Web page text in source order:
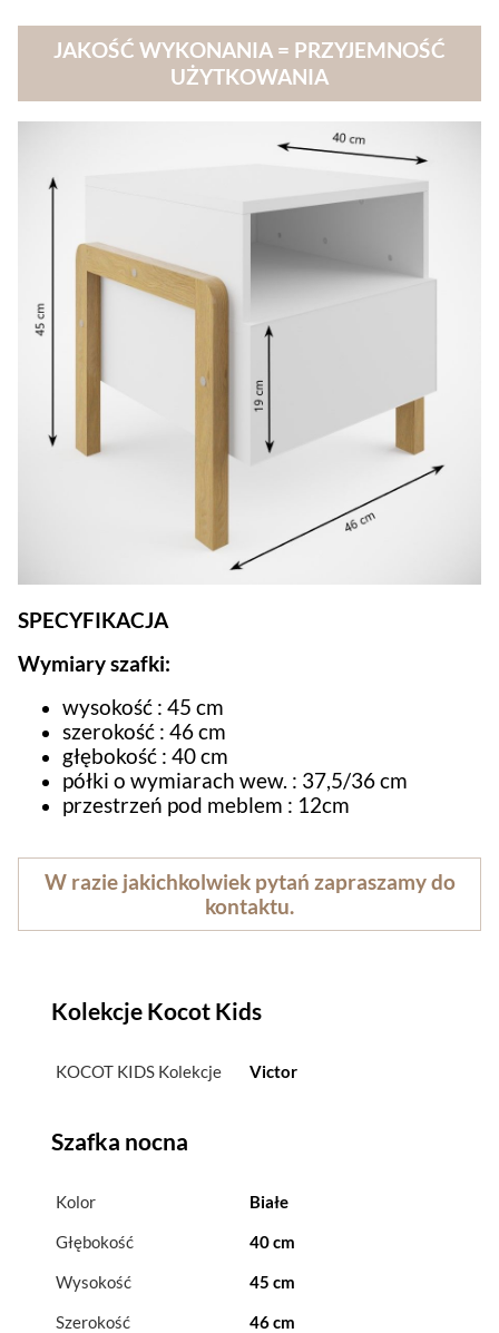
JAKOŚĆ WYKONANIA = PRZYJEMNOŚĆ
UŻYTKOWANIA
SPECYFIKACJA
Wymiary szafki:
wysokość : 45 cm
szerokość : 46 cm
głębokość : 40 cm
półki o wymiarach wew. : 37,5/36 cm
przestrzeń pod meblem : 12cm
W razie jakichkolwiek pytań zapraszamy do
kontaktu.
Kolekcje Kocot Kids
KOCOT KIDS Kolekcje Victor
Szafka nocna
Kolor Białe
Wysokość 45 cm
Głębokość 40 cm
Szerokość 46 cm